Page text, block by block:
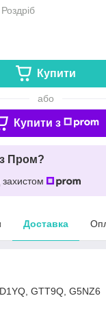
Роздріб
Купити
або
Купити з
Пром?
Доставка
GTT9Q, G5NZ6